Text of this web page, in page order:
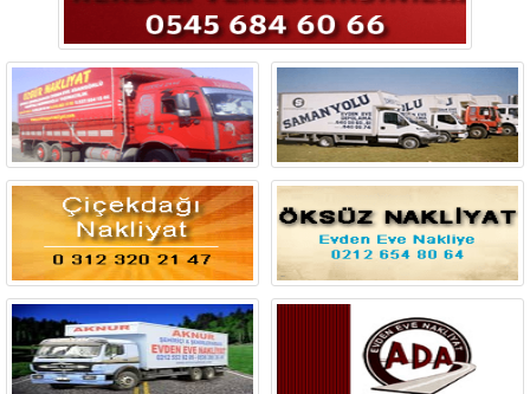
Denizli Diyarbakır
Düzce Edirne
Elazığ Erzincan
Erzurum Eskişehir
Gaziantep Giresun
Gümüşhane Hakkari
Hatay Iğdır
Isparta İstanbul